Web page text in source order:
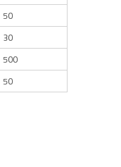
50
30
500
50